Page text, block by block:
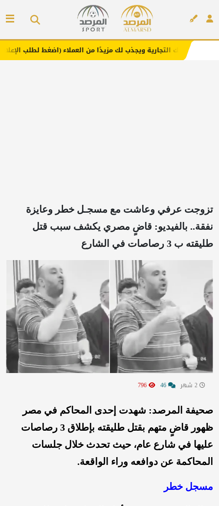
ويجذب لك مزيدًا من العملاء (اضغط لطلب الإعلان)
تزوجت عرفي وعاشت مع مسجـل خطر وعايزة
نفقة.. بالفيديو: قاضٍ مصري يكشف سبب قتل
طليقته ب 3 رصاصات في الشارع
صحيفة المرصد: شهدت إحدى المحاكم في مصر
ظهور قاضٍ متهم بقتل طليقته بإطلاق 3 رصاصات
عليها في شارع عام، حيث تحدث خلال جلسات
المحاكمة عن دوافعه وراء الواقعة.
مسجل خطر